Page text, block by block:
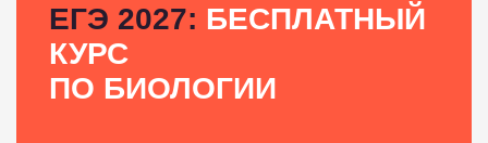
ЕГЭ 2027: БЕСПЛАТНЫЙ
КУРС
ПО БИОЛОГИИ